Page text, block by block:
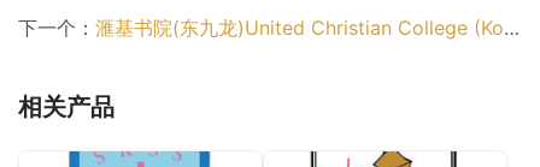
下一个： 滙基书院(东九龙)United Christian College (Kowloon East)（观塘区中学）
相关产品